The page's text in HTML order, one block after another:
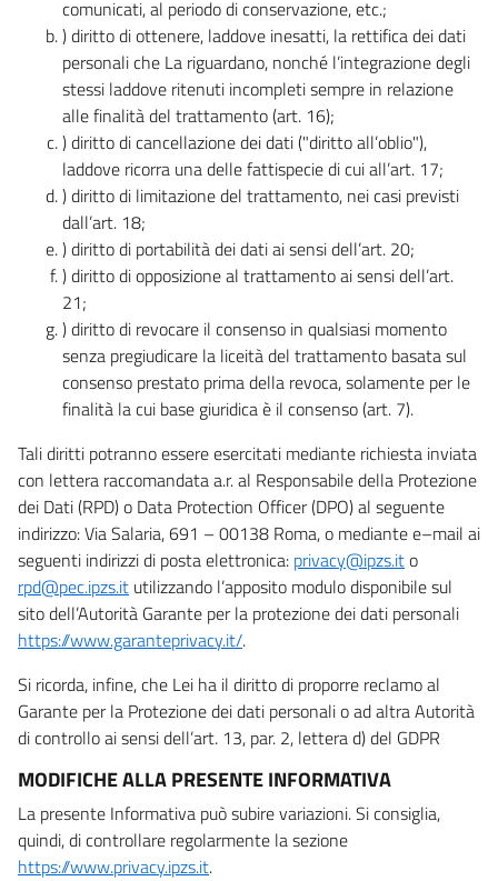
comunicati, al periodo di conservazione, etc.;
) diritto di ottenere, laddove inesatti, la rettifica dei dati
personali che La riguardano, nonché l’integrazione degli
stessi laddove ritenuti incompleti sempre in relazione
alle finalità del trattamento (art. 16);
) diritto di cancellazione dei dati ("diritto all’oblio"),
laddove ricorra una delle fattispecie di cui all’art. 17;
) diritto di limitazione del trattamento, nei casi previsti
dall’art. 18;
) diritto di portabilità dei dati ai sensi dell’art. 20;
) diritto di opposizione al trattamento ai sensi dell’art.
21;
) diritto di revocare il consenso in qualsiasi momento
senza pregiudicare la liceità del trattamento basata sul
consenso prestato prima della revoca, solamente per le
finalità la cui base giuridica è il consenso (art. 7).
Tali diritti potranno essere esercitati mediante richiesta inviata
con lettera raccomandata a.r. al Responsabile della Protezione
dei Dati (RPD) o Data Protection Officer (DPO) al seguente
indirizzo: Via Salaria, 691 – 00138 Roma, o mediante e–mail ai
seguenti indirizzi di posta elettronica: privacy@ipzs.ito
rpd@pec.ipzs.it utilizzando l’apposito modulo disponibile sul
sito dell’Autorità Garante per la protezione dei dati personali
https://www.garanteprivacy.it/.
Si ricorda, infine, che Lei ha il diritto di proporre reclamo al
Garante per la Protezione dei dati personali o ad altra Autorità
di controllo ai sensi dell’art. 13, par. 2, lettera d) del GDPR
MODIFICHE ALLA PRESENTE INFORMATIVA
La presente Informativa può subire variazioni. Si consiglia,
quindi, di controllare regolarmente la sezione
https://www.privacy.ipzs.it.